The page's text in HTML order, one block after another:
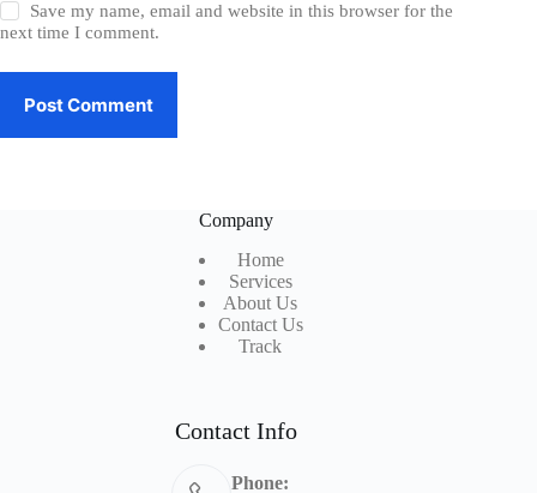
Save my name, email and website in this browser for the
next time I comment.
Post Comment
Company
Home
Services
About Us
Contact Us
Track
Contact Info
Phone: